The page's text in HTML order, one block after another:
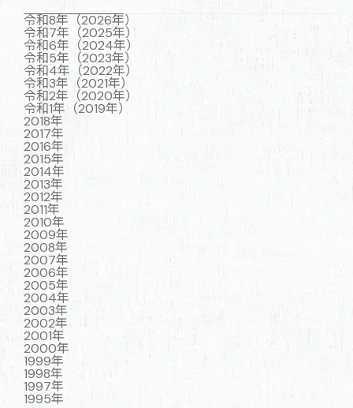
令和8年（2026年）
令和7年（2025年）
令和6年（2024年）
令和5年（2023年）
令和4年（2022年）
令和3年（2021年）
令和2年（2020年）
令和1年（2019年）
2018年
2017年
2016年
2015年
2014年
2013年
2012年
2011年
2010年
2009年
2008年
2007年
2006年
2005年
2004年
2003年
2002年
2001年
2000年
1999年
1998年
1997年
1995年